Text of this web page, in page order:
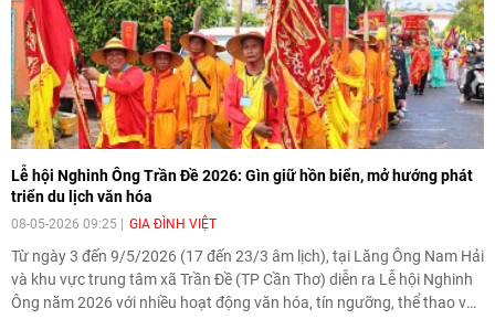
[Video] Lào dành ưu tiên hàng đầu cho
quan hệ với Việt Nam
11:01 |09/06/2026
[Video] Doanh nghiệp Hoa Kỳ hỗ trợ
tích trong chiến tranh
20:38|02/06/2026
Lễ hội Nghinh Ông Trần Đề 2026: Gìn giữ hồn biển, mở hướng phát
triển du lịch văn hóa
08-05-2026 09:25 GIA ĐÌNH VIỆT
Từ ngày 3 đến 9/5/2026 (17 đến 23/3 âm lịch), tại Lăng Ông Nam Hải
và khu vực trung tâm xã Trần Đề (TP Cần Thơ) diễn ra Lễ hội Nghinh
Ông năm 2026 với nhiều hoạt động văn hóa, tín ngưỡng, thể thao và